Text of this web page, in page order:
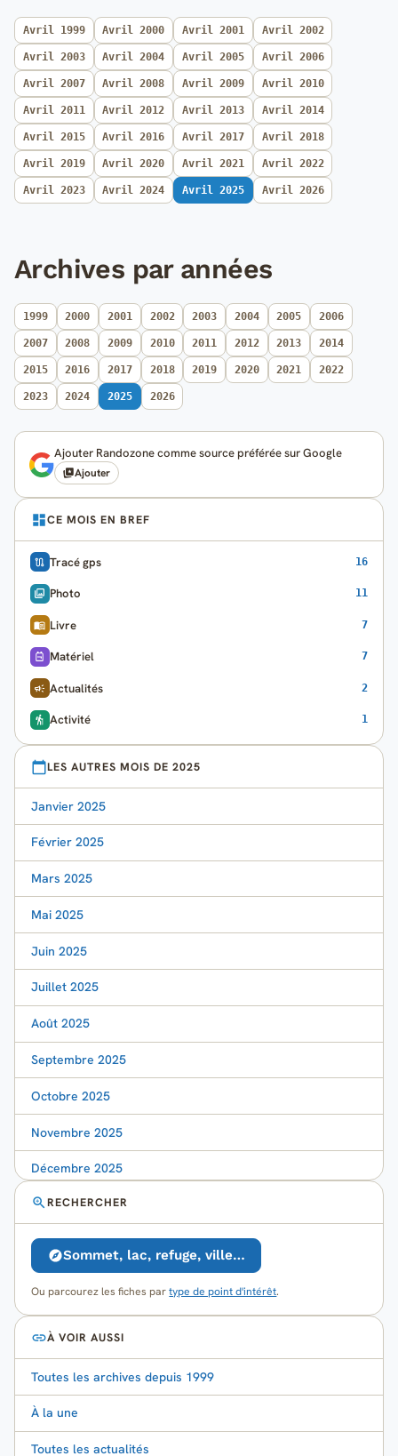
Avril 1999 Avril 2000 Avril 2001 Avril 2002
Avril 2003 Avril 2004 Avril 2005 Avril 2006
Avril 2007 Avril 2008 Avril 2009 Avril 2010
Avril 2011 Avril 2012 Avril 2013 Avril 2014
Avril 2015 Avril 2016 Avril 2017 Avril 2018
Avril 2019 Avril 2020 Avril 2021 Avril 2022
Avril 2023 Avril 2024 Avril 2025 Avril 2026
Archives par années
1999 2000 2001 2002 2003 2004 2005 2006
2007 2008 2009 2010 2011 2012 2013 2014
2015 2016 2017 2018 2019 2020 2021 2022
2023 2024 2025 2026
Ajouter Randozone comme source préférée sur Google
Ajouter
CE MOIS EN BREF
Tracé gps 16
Photo 11
Livre 7
Matériel 7
Actualités 2
Activité 1
LES AUTRES MOIS DE 2025
Janvier 2025
Février 2025
Mars 2025
Mai 2025
Juin 2025
Juillet 2025
Août 2025
Septembre 2025
Octobre 2025
Novembre 2025
Décembre 2025
RECHERCHER
Sommet, lac, refuge, ville…
Ou parcourez les fiches partype de point d'intérêt.
À VOIR AUSSI
Toutes les archives depuis 1999
À la une
Toutes les actualités